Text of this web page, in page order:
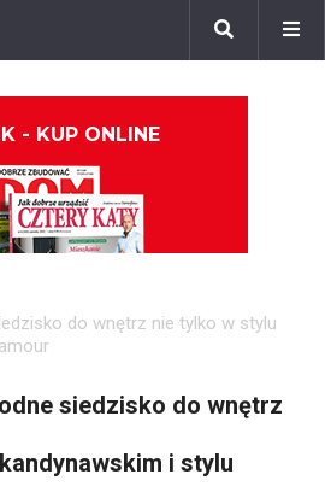
- KUP ONLINE
do wnętrz nie tylko w stylu
siedzisko do wnętrz
i stylu